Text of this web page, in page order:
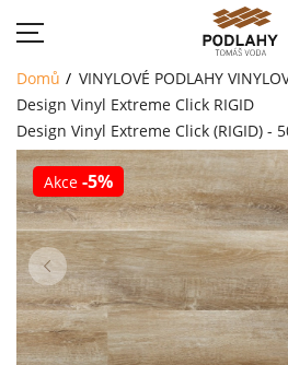
DOMŮ
SORTIMENT
AKCE
CENÍK
Domů VINYLOVÉ PODLAHY
Design Vinyl Extreme Click RIGID
Design Vinyl Extreme Click (RIGID) -
Akce -5%